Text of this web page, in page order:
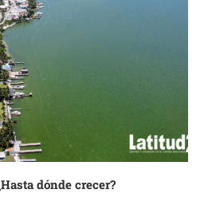
dónde crecer?